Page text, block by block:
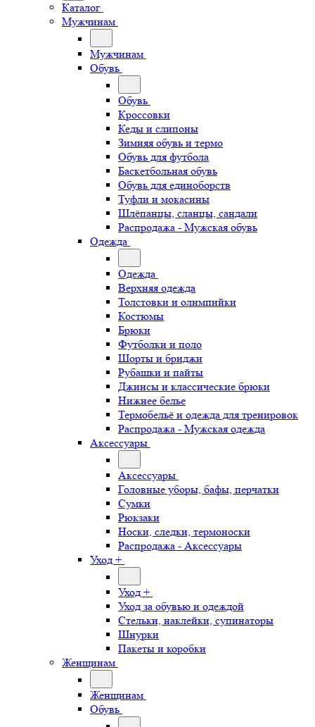
Каталог
Мужчинам
Мужчинам
Обувь
Обувь
Кроссовки
Кеды и слипоны
Зимняя обувь и термо
Обувь для футбола
Баскетбольная обувь
Обувь для единоборств
Туфли и мокасины
Шлёпанцы, сланцы, сандали
Распродажа - Мужская обувь
Одежда
Одежда
Верхняя одежда
Толстовки и олимпийки
Костюмы
Брюки
Футболки и поло
Шорты и бриджи
Рубашки и пайты
Джинсы и классические брюки
Нижнее белье
Термобельё и одежда для тренировок
Распродажа - Мужская одежда
Аксессуары
Аксессуары
Головные уборы, бафы, перчатки
Сумки
Рюкзаки
Носки, следки, термоноски
Распродажа - Аксессуары
Уход +
Уход +
Уход за обувью и одеждой
Стельки, наклейки, супинаторы
Шнурки
Пакеты и коробки
Женщинам
Женщинам
Обувь